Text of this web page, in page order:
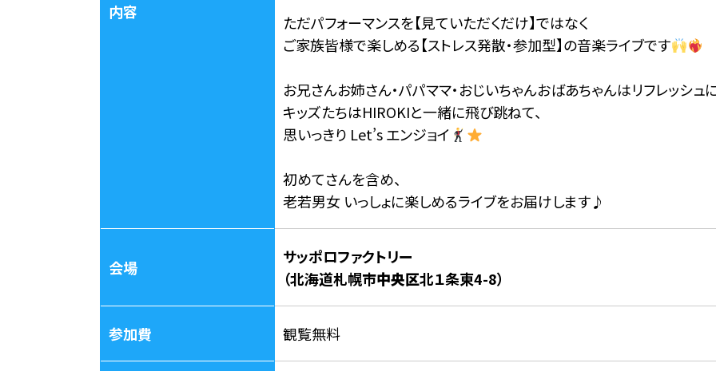
内容
ただパフォーマンスを【見ていただくだけ】ではなく
ご家族皆様で楽しめる【ストレス発散・参加型】の音楽ライブです
お兄さんお姉さん・パパママ・おじいちゃんおばあちゃんはリフレッシュ
キッズたちはHIROKIと一緒に飛び跳ねて、
思いっきり Let’s エンジョイ
初めてさんを含め、
老若男女 いっしょに楽しめるライブをお届けします♪
会場
サッポロファクトリー
（北海道札幌市中央区北１条東4-8）
参加費 観覧無料